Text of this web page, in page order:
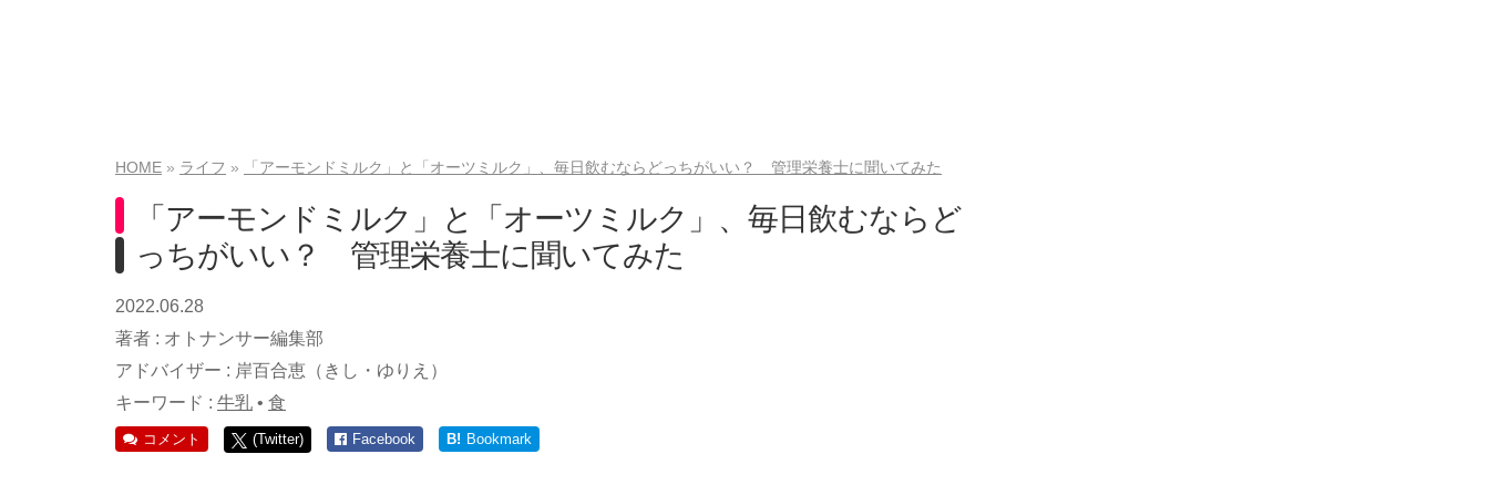
HOME ライフ 「アーモンドミルク」と「オーツミルク」、毎日飲むならどっちがいい？ 管理栄養士に聞いてみた
「アーモンドミルク」と「オーツミルク」、毎日飲むならど
っちがいい？ 管理栄養士に聞いてみた
2022.06.28
著者 : オトナンサー編集部
アドバイザー : 岸百合恵（きし・ゆりえ）
キーワード : 牛乳 • 食
コメント (Twitter) Facebook B! Bookmark